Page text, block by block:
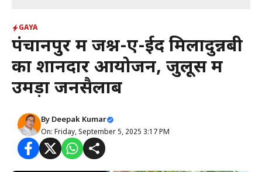
GAYA
पंचानपुर में जश्न-ए-ईद मिलादुन्नबी
का शानदार आयोजन, जुलूस में
उमड़ा जनसैलाब
By Deepak Kumar
On: Friday, September 5, 2025 3:17 PM